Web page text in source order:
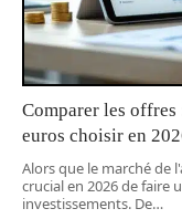
Comparer les
euros choisir en
Alors que le marché de
crucial en 2026 de faire
investissements. De…